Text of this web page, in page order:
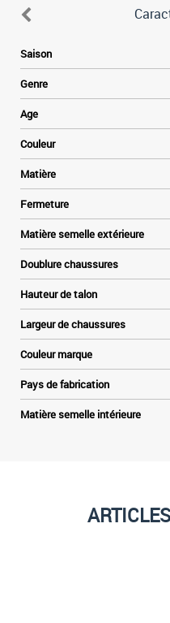
Saison
Genre
Age
Couleur
Matière
Fermeture
Matière semelle extérieure
Doublure chaussures
Hauteur de talon
Largeur de chaussures
Couleur marque
Pays de fabrication
Matière semelle intérieure